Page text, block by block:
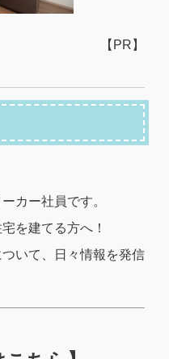
【PR】
カー社員です。
を建てる方へ！
いて、日々情報を発信